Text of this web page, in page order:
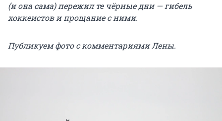
(и она сама) пережил те чёрные дни — гибель
хоккеистов и прощание с ними.
Публикуем фото с комментариями Лены.